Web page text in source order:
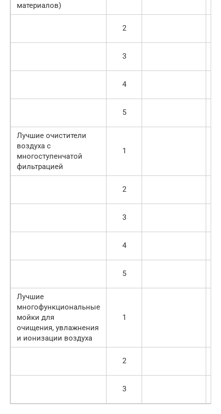
материалов)
2
3
4
5
Лучшие очистители
воздуха с
многоступенчатой
фильтрацией
1
2
3
4
5
Лучшие
многофункциональные
мойки для
очищения, увлажнения
и ионизации воздуха
1
2
3